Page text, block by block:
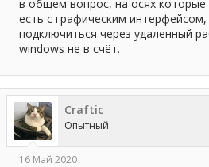
в общем вопрос, на осях которые
есть с графическим
подключиться через удаленный
windows не в счёт.
Craftic
Опытный
16 Май 2020